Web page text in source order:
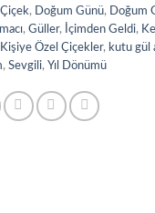
Çiçek, Doğum Günü, Doğum
,Güller, İçimden Geldi,
Kişiye Özel Çiçekler, kutu gül
,Sevgili,Yıl Dönümü